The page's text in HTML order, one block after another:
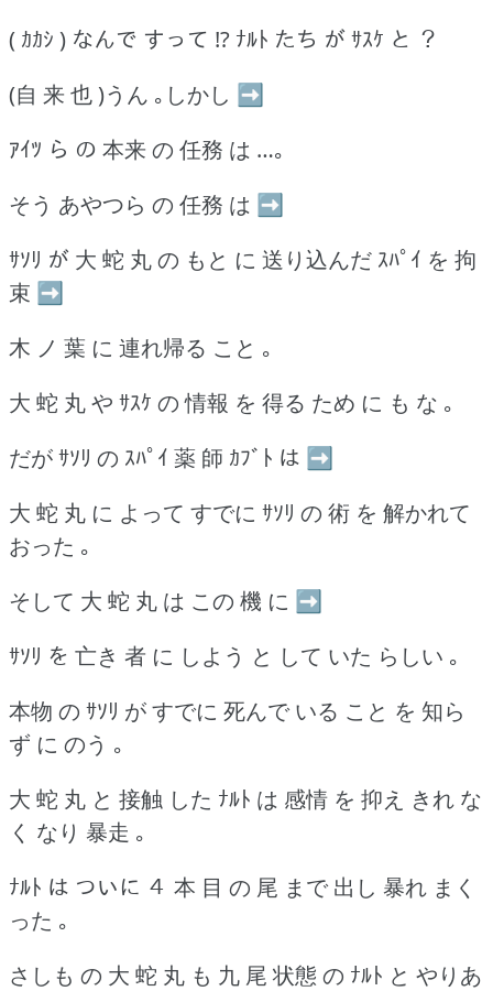
( ｶｶｼ ) なんで すって !? ﾅﾙﾄ たち が ｻｽｹ と ？
(自 来 也 )うん ｡しかし ➡
ｱｲﾂ ら の 本来 の 任務 は …｡
そう あやつら の 任務 は ➡
ｻｿﾘ が 大 蛇 丸 の もと に 送り込んだ ｽﾊﾟｲ を 拘
束 ➡
木 ノ 葉 に 連れ帰る こと ｡
大 蛇 丸 や ｻｽｹ の 情報 を 得る ため に も な ｡
だが ｻｿﾘ の ｽﾊﾟｲ 薬 師 ｶﾌﾞﾄ は ➡
大 蛇 丸 に よって すでに ｻｿﾘ の 術 を 解かれて
おった ｡
そして 大 蛇 丸 は この 機 に ➡
ｻｿﾘ を 亡き 者 に しよう と して いた らしい ｡
本物 の ｻｿﾘ が すでに 死んで いる こと を 知ら
ず に のう ｡
大 蛇 丸 と 接触 した ﾅﾙﾄ は 感情 を 抑え きれ な
く なり 暴走 ｡
ﾅﾙﾄ は ついに ４ 本 目 の 尾 まで 出し 暴れ まく
った ｡
さしも の 大 蛇 丸 も 九 尾 状態 の ﾅﾙﾄ と やりあ